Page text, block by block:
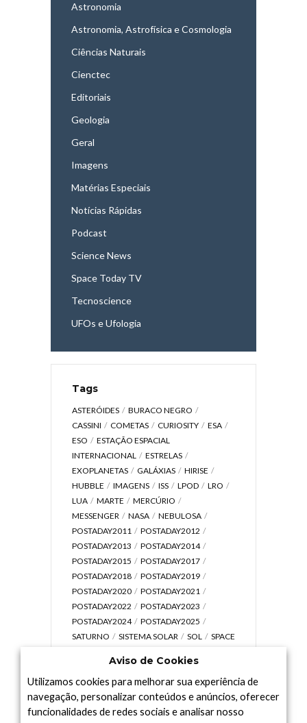
Astronomia
Astronomia, Astrofísica e Cosmologia
Ciências Naturais
Cienctec
Editoriais
Geologia
Geral
Imagens
Matérias Especiais
Notícias Rápidas
Podcast
Science News
Space Today TV
Tecnoscience
UFOs e Ufologia
Tags
ASTERÓIDES
BURACO NEGRO
CASSINI
COMETAS CURIOSITY
ESA
ESO
ESTAÇÃO ESPACIAL
INTERNACIONAL
ESTRELAS
EXOPLANETAS
GALÁXIAS
HIRISE
HUBBLE
IMAGENS ISS LPOD
LRO
LUA
MARTE
MERCÚRIO
MESSENGER
NASA
NEBULOSA
POSTADAY2011
POSTADAY2012
POSTADAY2013
POSTADAY2014
POSTADAY2015
POSTADAY2017
POSTADAY2018
POSTADAY2019
POSTADAY2020
POSTADAY2021
POSTADAY2022
POSTADAY2023
POSTADAY2024
POSTADAY2025
SATURNO
SISTEMA SOLAR SOL
SPACE
UNIVERSO
VÍDEO
Aviso de Cookies
Utilizamos cookies para melhorar sua experiência de
navegação, personalizar conteúdos e anúncios, oferecer
funcionalidades de redes sociais e analisar nosso